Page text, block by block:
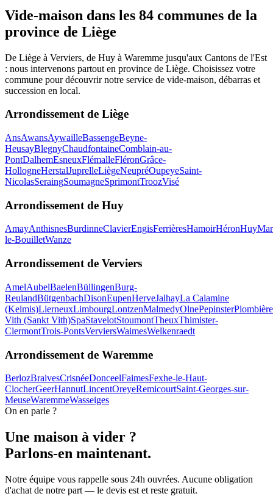
Vide-maison dans les 84 communes de la
province de Liège
De Liège à Verviers, de Huy à Waremme jusqu'aux Cantons de l'Est
: nous intervenons partout en province de Liège. Choisissez votre
commune pour découvrir notre service de vide-maison, débarras et
succession en local.
Arrondissement de Liège
AnsAwansAywailleBassengeBeyne-
HeusayBlegnyChaudfontaineComblain-au-
PontDalhemEsneuxFlémalleFléronGrâce-
HollogneHerstalJuprelleLiègeNeupréOupeyeSaint-
NicolasSeraingSoumagneSprimontTroozVisé
Arrondissement de Huy
AmayAnthisnesBurdinneClavierEngisFerrièresHamoirHéronHuy
le-BouilletWanze
Arrondissement de Verviers
AmelAubelBaelenBüllingenBurg-
ReulandBütgenbachDisonEupenHerveJalhayLa Calamine
(Kelmis)LierneuxLimbourgLontzenMalmedyOlnePepinster
Vith (Sankt Vith)SpaStavelotStoumontTheuxThimister-
ClermontTrois-PontsVerviersWaimesWelkenraedt
Arrondissement de Waremme
BerlozBraivesCrisnéeDonceelFaimesFexhe-le-Haut-
ClocherGeerHannutLincentOreyeRemicourtSaint-Georges-sur-
MeuseWaremmeWasseiges
On en parle ?
Une maison à vider ?
Parlons-en maintenant.
Notre équipe vous rappelle sous 24h ouvrées. Aucune obligation
d'achat de notre part — le devis est et reste gratuit.